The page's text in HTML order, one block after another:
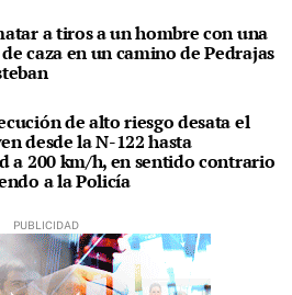
a tiros a un hombre con una
caza en un camino de Pedrajas
de alto riesgo desata el
desde la N-122 hasta
a 200 km/h, en sentido contrario
a la Policía